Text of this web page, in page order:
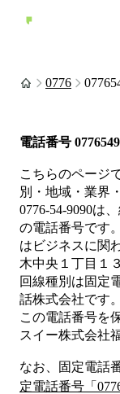
0776
電話番号
こちらのページ
別・地域・業界
0776-54-9090は、
の電話番号です。
は ビジネスに関
木中央１丁目１
回線種別は固定
話株式会社です。
この電話番号を
スイー株式会社
なお、固定電話
定電話番号「